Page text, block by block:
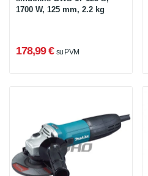
1700 W, 125 mm, 2.2 kg
178,99 € su PVM